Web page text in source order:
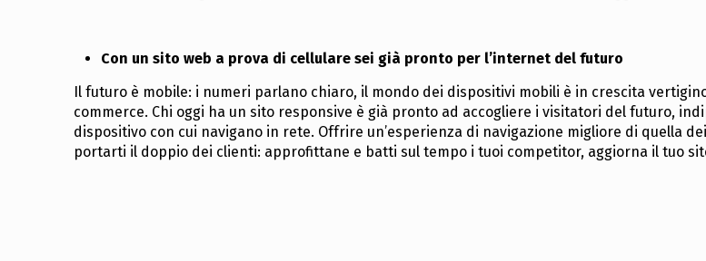
Con un sito web a prova di cellulare sei già pronto per l’internet del futuro
Il futuro è mobile: i numeri parlano chiaro, il mondo dei dispositivi mobili è in crescita
commerce. Chi oggi ha un sito responsive è già pronto ad accogliere i visitatori del futuro,
dispositivo con cui navigano in rete. Offrire un’esperienza di navigazione migliore di quella
portarti il doppio dei clienti: approfittane e batti sul tempo i tuoi competitor, aggiorna il tuo